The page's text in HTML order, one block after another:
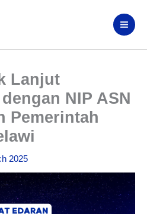
Lanjut
NIP ASN
Pemerintah
2025